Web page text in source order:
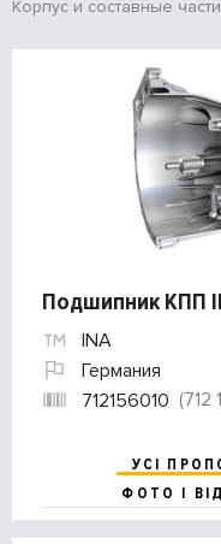
Корпус и составные
Подшипник КПП
INA
Германия
712156010 (712
УСІ
ФОТО І